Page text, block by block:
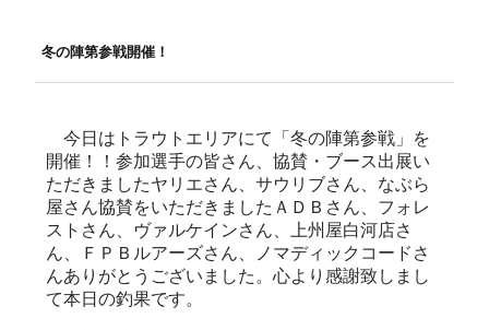
冬の陣第参戦開催！
今日はトラウトエリアにて「冬の陣第参戦」を
開催！！参加選手の皆さん、協賛・ブース出展い
ただきましたヤリエさん、サウリブさん、なぶら
屋さん協賛をいただきましたＡＤＢさん、フォレ
ストさん、ヴァルケインさん、上州屋白河店さ
ん、ＦＰＢルアーズさん、ノマディックコードさ
んありがとうございました。心より感謝致しまし
て本日の釣果です。